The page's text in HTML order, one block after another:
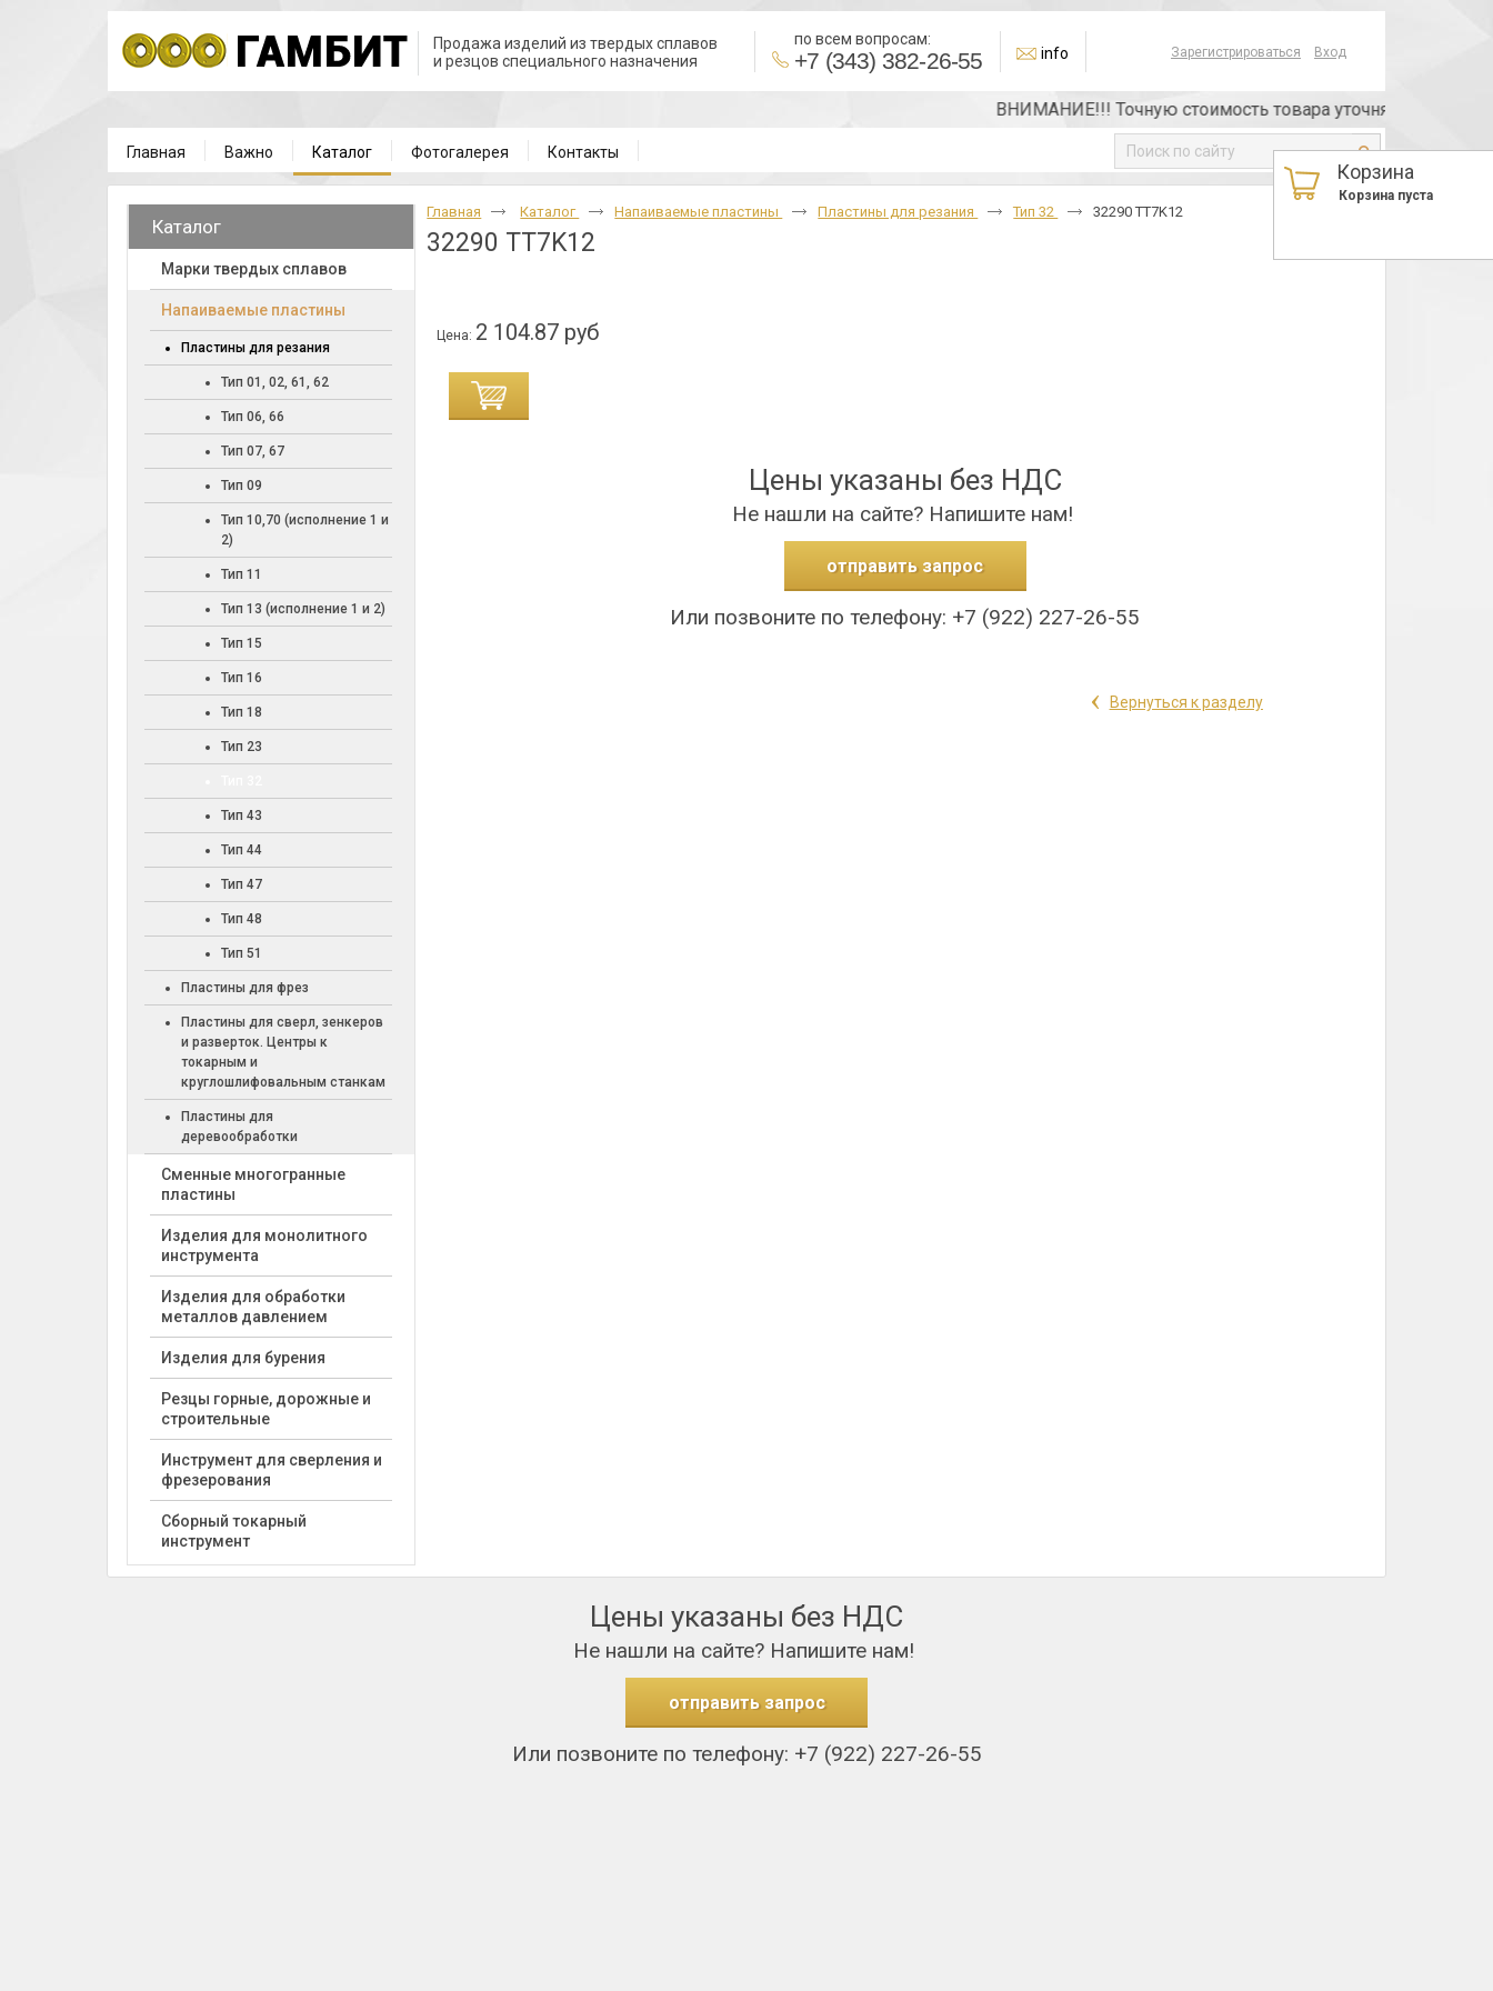
Зарегистрироваться Вход
Продажа изделий из твердых сплавов
и резцов специального назначения
по всем вопросам:
+7 (343) 382-26-55 info
ВНИМАНИЕ!!! Точную стоимость товара уточняйте у
Главная Важно Каталог Фотогалерея Контакты
Корзина
Корзина пуста
Каталог
Марки твердых сплавов
Напаиваемые пластины
Пластины для резания
Тип 01, 02, 61, 62
Тип 06, 66
Тип 07, 67
Тип 09
Тип 10,70 (исполнение 1 и
2)
Тип 11
Тип 13 (исполнение 1 и 2)
Тип 15
Тип 16
Тип 18
Тип 23
Тип 43
Тип 44
Тип 47
Тип 48
Тип 51
Пластины для фрез
Пластины для сверл, зенкеров
и разверток. Центры к
токарным и
круглошлифовальным станкам
Пластины для
деревообработки
Cменные многогранные
пластины
Изделия для монолитного
инструмента
Изделия для обработки
металлов давлением
Изделия для бурения
Резцы горные, дорожные и
строительные
Инструмент для сверления и
фрезерования
Сборный токарный
инструмент
Главная Каталог Напаиваемые пластины Пластины для резания Тип 32 32290 TT7K12
32290 TT7K12
Цена: 2 104.87 руб
Цены указаны без НДС
Не нашли на сайте? Напишите нам!
отправить запрос
Или позвоните по телефону: +7 (922) 227-26-55
‹ Вернуться к разделу
Цены указаны без НДС
Не нашли на сайте? Напишите нам!
отправить запрос
Или позвоните по телефону: +7 (922) 227-26-55